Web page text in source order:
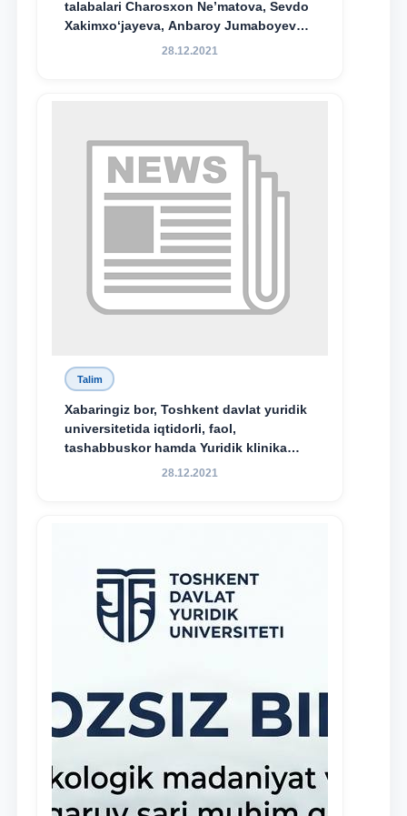
talabalari Charosxon Ne’matova, Sevdo
Xakimxo‘jayeva, Anbaroy Jumaboyeva
hamda TDYU qoshidagi M.S.Vosiqova
bo‘ldi.
28.12.2021
Talim
Xabaringiz bor, Toshkent davlat yuridik
universitetida iqtidorli, faol,
tashabbuskor hamda Yuridik klinika
faoliyatida o‘z bilim va ko‘nikmalarini
28.12.2021